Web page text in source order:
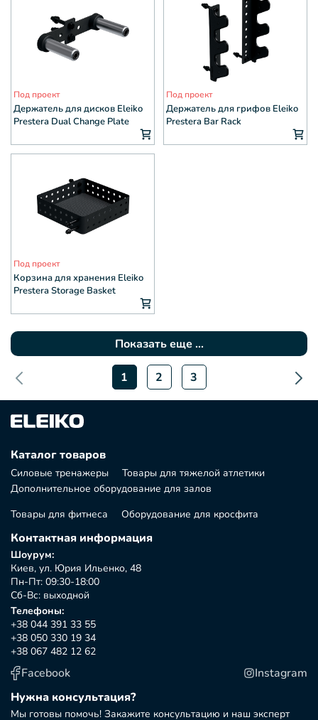
Под проект
Держатель для дисков Eleiko
Prestera Dual Change Plate
Под проект
Держатель для грифов Eleiko
Prestera Bar Rack
Под проект
Корзина для хранения Eleiko
Prestera Storage Basket
Показать еще ...
1 2 3
Каталог товаров
Силовые тренажеры
Товары для тяжелой атлетики
Дополнительное оборудование для залов
Товары для фитнеса
Оборудование для кросфита
Контактная информация
Шоурум:
Киев, ул. Юрия Ильенко, 48
Пн-Пт: 09:30-18:00
Сб-Вс: выходной
Телефоны:
+38 044 391 33 55
+38 050 330 19 34
+38 067 482 12 62
Facebook
Instagram
Нужна консультация?
Мы готовы помочь! Закажите консультацию и наш эксперт